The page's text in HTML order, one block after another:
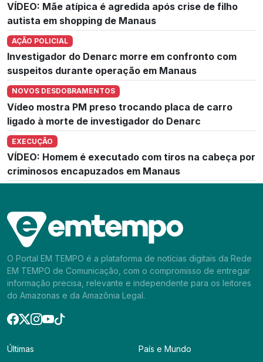
VÍDEO: Mãe atípica é agredida após crise de filho
autista em shopping de Manaus
AÇÃO POLICIAL
Investigador do Denarc morre em confronto com
suspeitos durante operação em Manaus
NOVOS DESDOBRAMENTOS
Vídeo mostra PM preso trocando placa de carro
ligado à morte de investigador do Denarc
EXECUÇÃO
VÍDEO: Homem é executado com tiros na cabeça por
criminosos encapuzados em Manaus
O Portal EM TEMPO é a plataforma de notícias digitais da Rede
EM TEMPO de Comunicação, com o compromisso de entregar
informação precisa, relevante e independente para os leitores
do Amazonas e da Amazônia Legal.
Últimas
País e Mundo